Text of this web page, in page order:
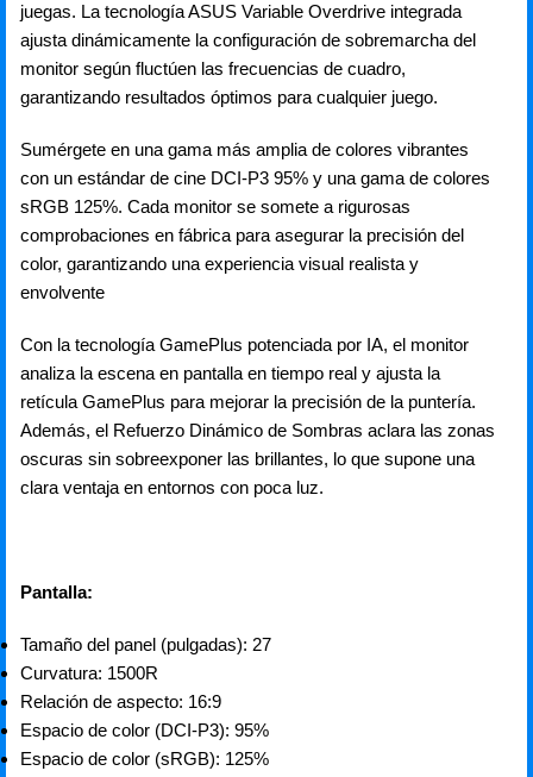
juegas. La tecnología ASUS Variable Overdrive integrada
ajusta dinámicamente la configuración de sobremarcha del
monitor según fluctúen las frecuencias de cuadro,
garantizando resultados óptimos para cualquier juego.
Sumérgete en una gama más amplia de colores vibrantes
con un estándar de cine DCI-P3 95% y una gama de colores
sRGB 125%. Cada monitor se somete a rigurosas
comprobaciones en fábrica para asegurar la precisión del
color, garantizando una experiencia visual realista y
envolvente
Con la tecnología GamePlus potenciada por IA, el monitor
analiza la escena en pantalla en tiempo real y ajusta la
retícula GamePlus para mejorar la precisión de la puntería.
Además, el Refuerzo Dinámico de Sombras aclara las zonas
oscuras sin sobreexponer las brillantes, lo que supone una
clara ventaja en entornos con poca luz.
Pantalla:
Tamaño del panel (pulgadas): 27
Curvatura: 1500R
Relación de aspecto: 16:9
Espacio de color (DCI-P3): 95%
Espacio de color (sRGB): 125%